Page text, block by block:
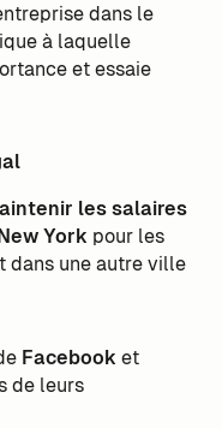
dans le
à laquelle
et essaie
les salaires
York pour les
dans une autre ville
Facebook et
de leurs